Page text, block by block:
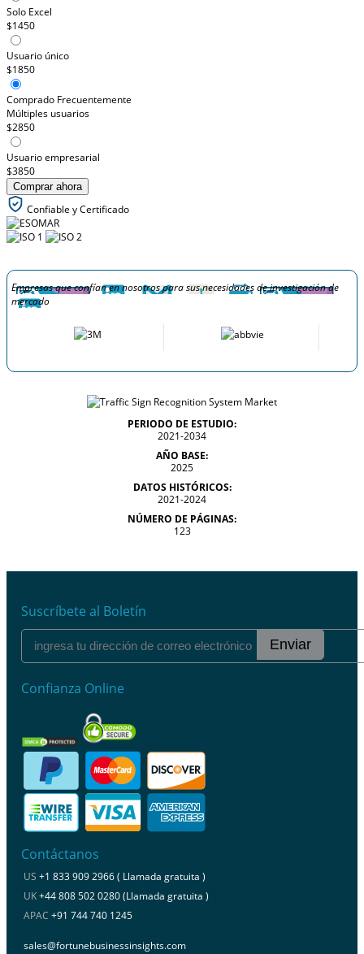
Solo Excel
$1450
Usuario único
$1850
Comprado Frecuentemente
Múltiples usuarios
$2850
Usuario empresarial
$3850
Comprar ahora
Confiable y Certificado
Empresas que confían en nosotros para sus necesidades de investigación de
mercado
PERIODO DE ESTUDIO:
2021-2034
AÑO BASE:
2025
DATOS HISTÓRICOS:
2021-2024
NÚMERO DE PÁGINAS:
123
Suscríbete al Boletín
Enviar
Confianza Online
Contáctanos
US +1 833 909 2966 ( Llamada gratuita )
UK+44 808 502 0280 (Llamada gratuita )
APAC +91 744 740 1245
sales@fortunebusinessinsights.com